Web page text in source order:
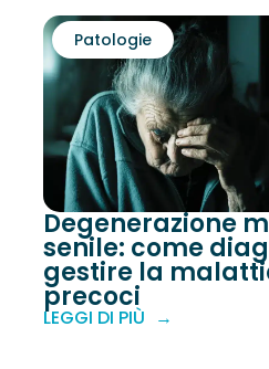
Degenerazione
senile: come
gestire la
precoci
Patologie
LEGGI DI PIÙ